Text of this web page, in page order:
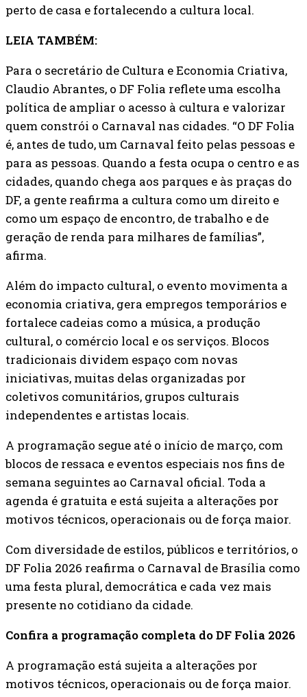
perto de casa e fortalecendo a cultura local.
LEIA TAMBÉM:
Para o secretário de Cultura e Economia Criativa,
Claudio Abrantes, o DF Folia reflete uma escolha
política de ampliar o acesso à cultura e valorizar
quem constrói o Carnaval nas cidades. “O DF Folia
é, antes de tudo, um Carnaval feito pelas pessoas e
para as pessoas. Quando a festa ocupa o centro e as
cidades, quando chega aos parques e às praças do
DF, a gente reafirma a cultura como um direito e
como um espaço de encontro, de trabalho e de
geração de renda para milhares de famílias”,
afirma.
Além do impacto cultural, o evento movimenta a
economia criativa, gera empregos temporários e
fortalece cadeias como a música, a produção
cultural, o comércio local e os serviços. Blocos
tradicionais dividem espaço com novas
iniciativas, muitas delas organizadas por
coletivos comunitários, grupos culturais
independentes e artistas locais.
A programação segue até o início de março, com
blocos de ressaca e eventos especiais nos fins de
semana seguintes ao Carnaval oficial. Toda a
agenda é gratuita e está sujeita a alterações por
motivos técnicos, operacionais ou de força maior.
Com diversidade de estilos, públicos e territórios, o
DF Folia 2026 reafirma o Carnaval de Brasília como
uma festa plural, democrática e cada vez mais
presente no cotidiano da cidade.
Confira a programação completa do DF Folia 2026
A programação está sujeita a alterações por
motivos técnicos, operacionais ou de força maior.